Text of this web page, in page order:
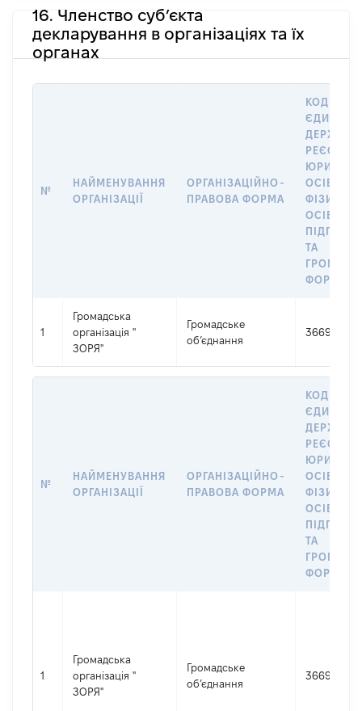
16. Членство суб’єкта
декларування в організаціях та їх
органах
№
НАЙМЕНУВАННЯ
ОРГАНІЗАЦІЇ
ОРГАНІЗАЦІЙНО-
ПРАВОВА ФОРМА
КОД В
РЕЄСТРІ
ОСІБ,
ОСІБ –
ТА
1
Громадська
організація "
ЗОРЯ"
Громадське
об’єднання
36696992
№
НАЙМЕНУВАННЯ
ОРГАНІЗАЦІЇ
ОРГАНІЗАЦІЙНО-
ПРАВОВА ФОРМА
КОД В
РЕЄСТРІ
ОСІБ,
ОСІБ –
ТА
1
Громадська
організація "
ЗОРЯ"
Громадське
об’єднання
36696992